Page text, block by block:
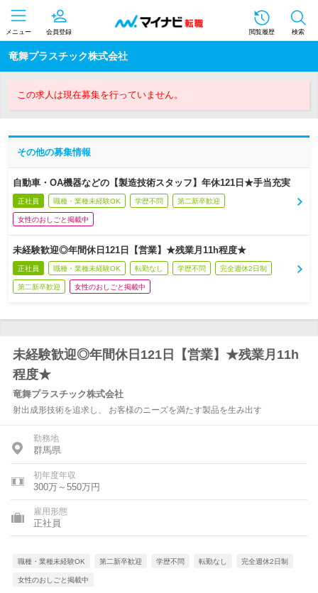
メニュー 会員登録 閲覧履歴 検索
竜舞プラスチック株式会社
この求人は現在募集を行っていません。
その他の募集情報
自動車・OA機器などの【製造技術スタッフ】年休121日★手当充実
正社員 職種・業種未経験OK 学歴不問 第二新卒歓迎
女性のおしごと掲載中
未経験歓迎◎年間休日121日【営業】★残業月11h程度★
正社員 職種・業種未経験OK 転勤なし 学歴不問 完全週休2日制
第二新卒歓迎 女性のおしごと掲載中
未経験歓迎◎年間休日121日【営業】★残業月11h
程度★
竜舞プラスチック株式会社
射出成形技術を追求し、 お客様のニーズを満たす製品を生み出す
勤務地
群馬県
初年度年収
300万～550万円
雇用形態
正社員
職種・業種未経験OK 第二新卒歓迎 学歴不問 転勤なし 完全週休2日制
女性のおしごと掲載中